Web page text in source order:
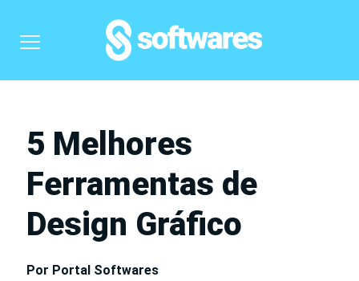
5 Melhores
Ferramentas de
Design Gráfico
Por Portal Softwares